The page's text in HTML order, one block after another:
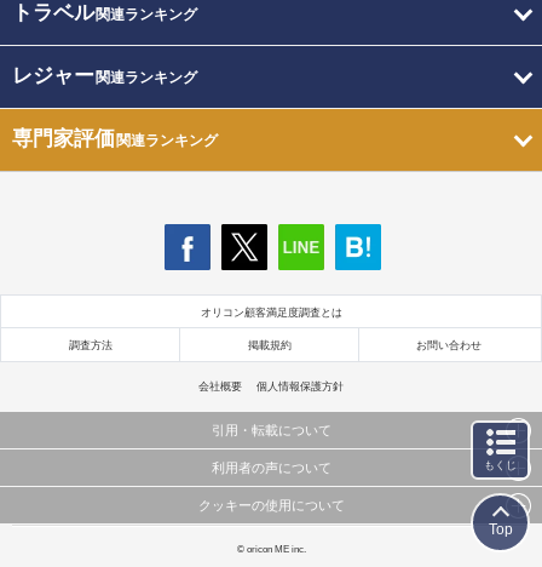
トラベル関連ランキング
レジャー関連ランキング
専門家評価関連ランキング
オリコン顧客満足度調査とは
調査方法 掲載規約 お問い合わせ
会社概要 個人情報保護方針
引用・転載について
当サイトで公開されている情報（文字、写真、イラスト、画像データ等）及びこれらの配置・
これらの情報を権利者の許可なく無断転載・複製などの二次利用を行うことは固く禁じており
利用者の声について
当サイトに掲載している内容はすべてサービスの利用者が提出された見解・感想です。
弊社の見解・ 意見ではないことをご理解いただいた上でご覧ください。
クッキーの使用について
このサイトでは Cookie を使用して、ユーザーに合わせたコンテンツや広告の表示、ソーシャル
© oricon ME inc.
もくじ
Top